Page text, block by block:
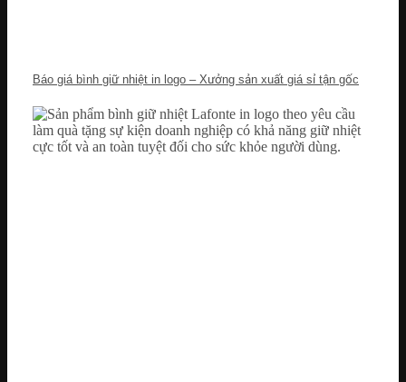
Báo giá bình giữ nhiệt in logo – Xưởng sản xuất giá sỉ tận gốc